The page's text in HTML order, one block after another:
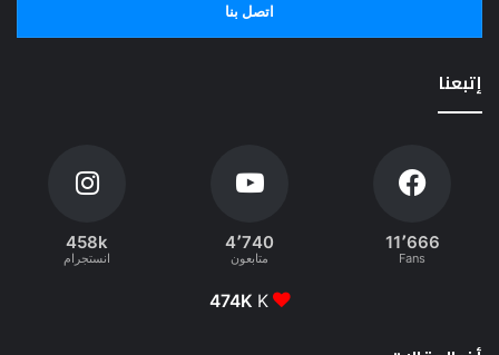
اتصل بنا
إتبعنا
11٬666
Fans
4٬740
متابعون
458k
انستجرام
474K K